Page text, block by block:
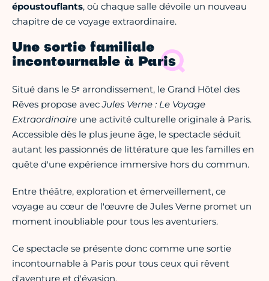
époustouflants, où chaque salle dévoile un nouveau
chapitre de ce voyage extraordinaire.
Une sortie familiale
incontournable à Paris
Situé dans le 5ᵉ arrondissement, le Grand Hôtel des
Rêves propose avecJules Verne : Le Voyage
Extraordinaire une activité culturelle originale à Paris.
Accessible dès le plus jeune âge, le spectacle séduit
autant les passionnés de littérature que les familles en
quête d'une expérience immersive hors du commun.
Entre théâtre, exploration et émerveillement, ce
voyage au cœur de l'œuvre de Jules Verne promet un
moment inoubliable pour tous les aventuriers.
Ce spectacle se présente donc comme une sortie
incontournable à Paris pour tous ceux qui rêvent
d'aventure et d'évasion.